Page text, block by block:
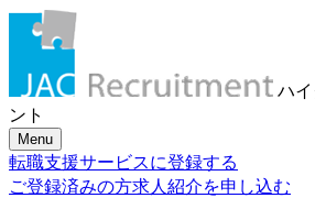
求人検索・転職事例
はじめに、あなたが活
「ご経験業種」
お選びください
ハ
ント
Menu
転職支援サービスに登録する
ご登録済みの方求人紹介を申し込む
メール認証とは？
メール認証は当社サービスを利用され
メールアドレスがご本人のもので受
確認するための仕組みです。 これは
のセキュリティリスク低減や、サポー
のスムーズな本人認証に役立ちます。
ジェイ エイ シー リクルートメントを